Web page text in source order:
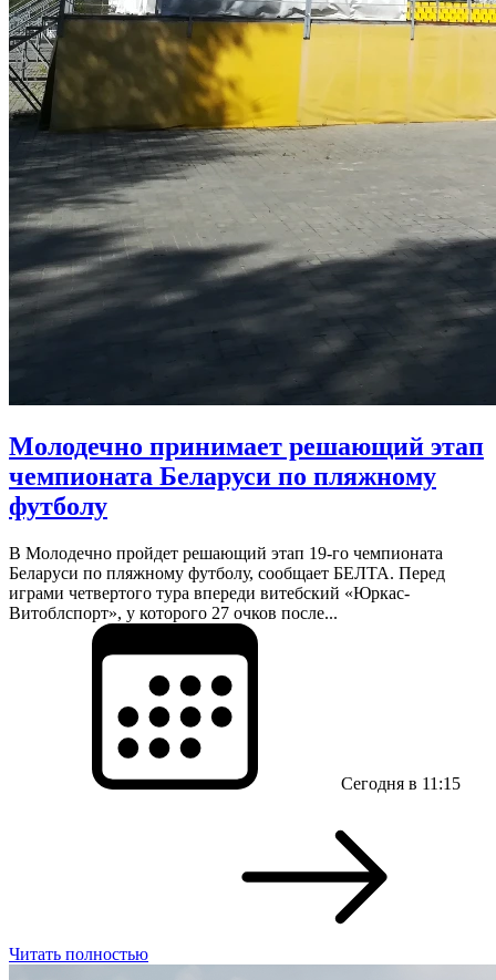
Молодечно принимает решающий этап
чемпионата Беларуси по пляжному
футболу
В Молодечно пройдет решающий этап 19-го чемпионата
Беларуси по пляжному футболу, сообщает БЕЛТА. Перед
играми четвертого тура впереди витебский «Юркас-
Витоблспорт», у которого 27 очков после...
Сегодня в 11:15
Читать полностью